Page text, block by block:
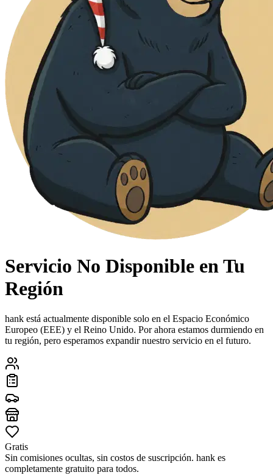
Servicio No Disponible en Tu
Región
hank está actualmente disponible solo en el Espacio Económico
Europeo (EEE) y el Reino Unido. Por ahora estamos durmiendo en
tu región, pero esperamos expandir nuestro servicio en el futuro.
Gratis
Sin comisiones ocultas, sin costos de suscripción. hank es
completamente gratuito para todos.